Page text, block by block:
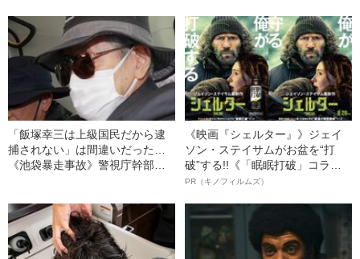
の長男が直面した「加害者家族
への暴力」
ぶりに芸能界復帰」した本当の
理由
「飯塚幸三は上級国民だから逮
捕されない」は間違いだった…
《池袋暴走事故》警視庁幹部が
《映画『シェルター』》ジェイ
ソン・ステイサムがお盆を“打
破”する!!《「眠眠打破」コラ
ボ》
PR（キノフィルムズ）